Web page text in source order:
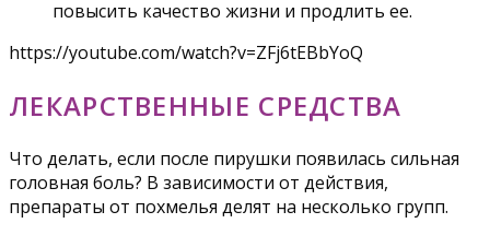
повысить качество жизни и продлить ее.
https://youtube.com/watch?v=ZFj6tEBbYoQ
ЛЕКАРСТВЕННЫЕ СРЕДСТВА
Что делать, если после пирушки появилась сильная
головная боль? В зависимости от действия,
препараты от похмелья делят на несколько групп.